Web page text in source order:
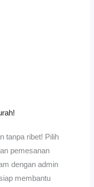
tanpa ribet! Pilih
pemesanan
dengan admin
membantu